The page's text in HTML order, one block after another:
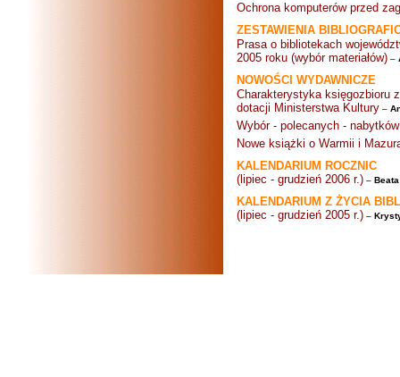
Ochrona komputerów przed
ZESTAWIENIA
Prasa o bibliotekach
2005 roku (wybór materiałów) –
NOWOŚCI WYDAWNICZE
Charakterystyka księgozbioru
dotacji Ministerstwa Kultury –
Wybór - polecanych -
Nowe książki o Warmii i
KALENDARIUM ROCZNIC
(lipiec - grudzień 2006 r.) –
KALENDARIUM Z ŻYCIA
(lipiec - grudzień 2005 r.) –